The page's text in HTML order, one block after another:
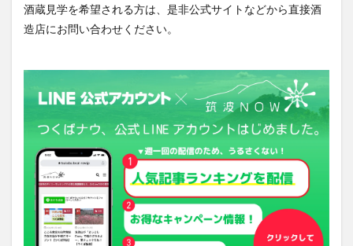
酒蔵見学を希望される方は、是非公式サイトなどから直接酒
造店にお問い合わせください。